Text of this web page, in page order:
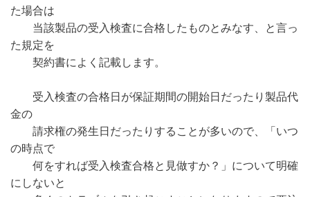
た場合は
当該製品の受入検査に合格したものとみなす、と言っ
た規定を
契約書によく記載します。
受入検査の合格日が保証期間の開始日だったり製品代
金の
請求権の発生日だったりすることが多いので、「いつ
の時点で
何をすれば受入検査合格と見做すか？」について明確
にしないと